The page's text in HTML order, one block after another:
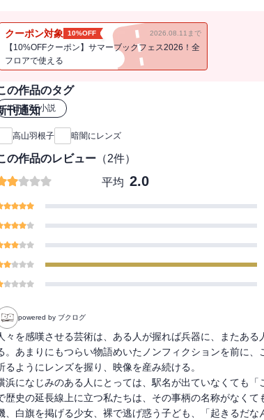
化。／解説＝倉本さおり
クーポン対象 10%OFF 2026.08.11まで
【10%OFFクーポン】サマーブックフェス2026！全
フロアで使える
の作品のタグ
#日本SF小説
刊通知
高山羽根子 暗闇にレンズ
の作品のレビュー （2件）
平均 2.0
powered by ブクログ
々を感嘆させる芸術は、ある人が握れば兵器に、またあ
。あまりにもつらい物語めいたノンフィクションを前に
るようにレンズを握り、映像を産み続ける。
浜になじみのある人にとっては、駅名が出ていなくても
歴史の延長線上に立つ私たちは、その事柄の名称がなく
、白旗を掲げる少女、裸で逃げ惑う子ども、「起きるだ